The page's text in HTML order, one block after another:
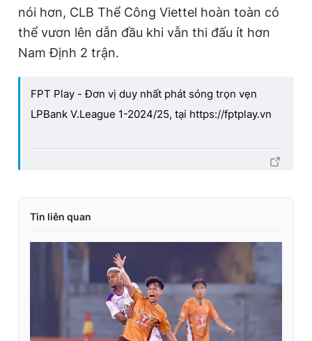
nói hơn, CLB Thể Công Viettel hoàn toàn có
thể vươn lên dẫn đầu khi vẫn thi đấu ít hơn
Nam Định 2 trận.
FPT Play - Đơn vị duy nhất phát sóng trọn vẹn
LPBank V.League 1-2024/25, tại https://fptplay.vn
Tin liên quan